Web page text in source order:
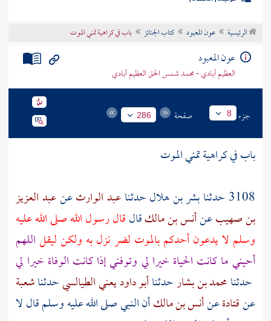
موضوعي
تراجم الأعلام
الرئيسية عون المعبود كتاب الجنائز باب في كراهية تمني الموت
عون المعبود
العظيم آبادي - محمد شمس الحق العظيم آبادي
جزء 8 صفحة 286
باب في كراهية تمني الموت
3108 حدثنا
بشر بن هلالحدثناعبد الوارثعنعبد العزيز
بن صهيبعنأنس بن مالكقالقال رسول الله صلى الله عليه
وسلم لا يدعون أحدكم بالموت لضر نزل به ولكن ليقلاللهم
أحيني ما كانت الحياة خيرا لي وتوفني إذا كانت الوفاة خيرا لي
حدثنامحمد بن بشارحدثناأبو داود يعني الطيالسيحدثناشعبة
عنقتادةعنأنس بن مالكأن النبي صلى الله عليه وسلم قال لا